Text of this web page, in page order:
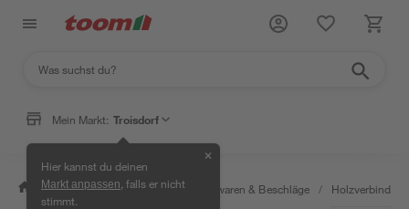
Mein Markt: Troisdorf
Hier kannst du deinen
Markt anpassen , falls er nicht
stimmt.
✕
/ Werkstatt & Maschinen / Eisenwaren & Beschläge / Holzverbinder